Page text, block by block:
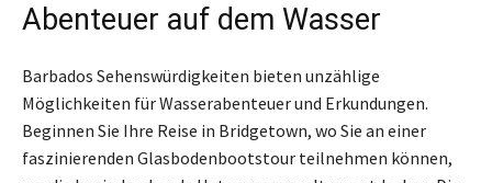
Abenteuer auf dem Wasser
Barbados Sehenswürdigkeiten bieten unzählige
Möglichkeiten für Wasserabenteuer und Erkundungen.
Beginnen Sie Ihre Reise in Bridgetown, wo Sie an einer
faszinierenden Glasbodenbootstour teilnehmen können,